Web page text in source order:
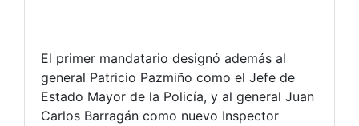
El primer mandatario designó además al
general Patricio Pazmiño como el Jefe de
Estado Mayor de la Policía, y al general Juan
Carlos Barragán como nuevo Inspector